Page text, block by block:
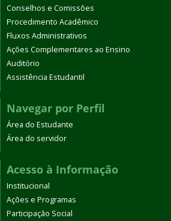
Conselhos e Comissões
Procedimento Acadêmico
Fluxos Administrativos
Ações Complementares ao Ensino
Auditório
Assistência Estudantil
Navegar por Perfil
Área do Estudante
Área do servidor
Acesso à Informação
Institucional
Ações e Programas
Participação Social